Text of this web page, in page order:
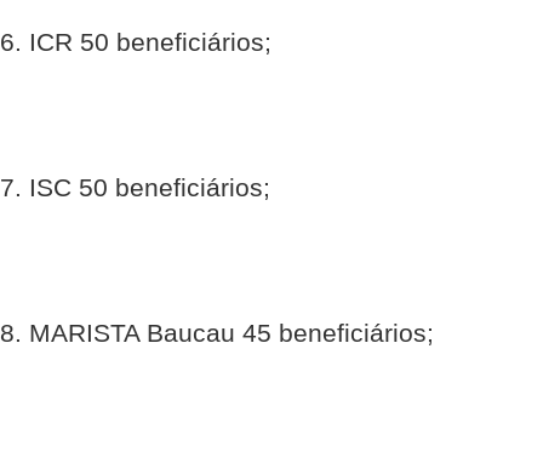
6. ICR 50 beneficiários;
7. ISC 50 beneficiários;
8. MARISTA Baucau 45 beneficiários;